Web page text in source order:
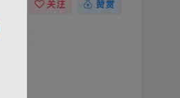
关注 赞赏